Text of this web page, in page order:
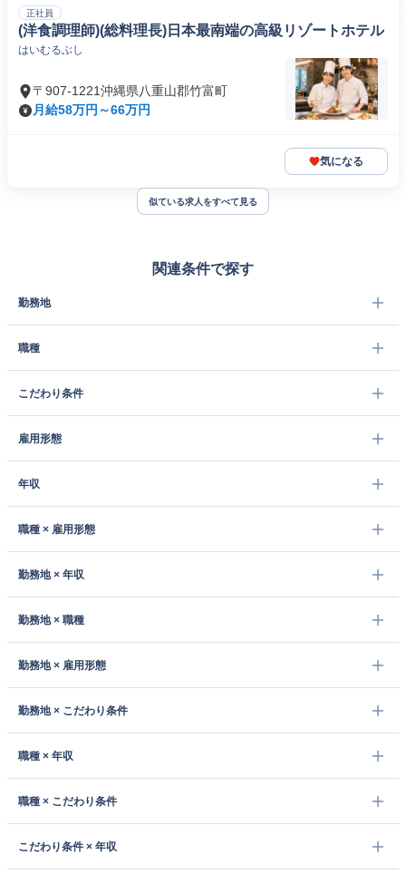
正社員
(洋食調理師)(総料理長)日本最南端の高級リゾートホテル
はいむるぶし
〒907-1221沖縄県八重山郡竹富町
月給58万円～66万円
気になる
似ている求人をすべて見る
関連条件で探す
勤務地
職種
こだわり条件
雇用形態
年収
職種 × 雇用形態
勤務地 × 年収
勤務地 × 職種
勤務地 × 雇用形態
勤務地 × こだわり条件
職種 × 年収
職種 × こだわり条件
こだわり条件 × 年収